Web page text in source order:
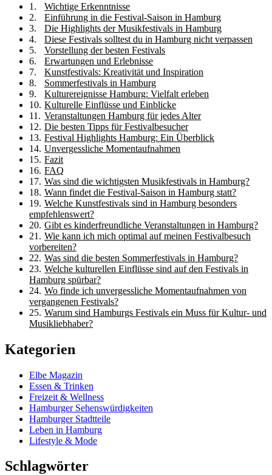
Wichtige Erkenntnisse
Einführung in die Festival-Saison in Hamburg
Die Highlights der Musikfestivals in Hamburg
Diese Festivals solltest du in Hamburg nicht verpassen
Vorstellung der besten Festivals
Erwartungen und Erlebnisse
Kunstfestivals: Kreativität und Inspiration
Sommerfestivals in Hamburg
Kulturereignisse Hamburg: Vielfalt erleben
Kulturelle Einflüsse und Einblicke
Veranstaltungen Hamburg für jedes Alter
Die besten Tipps für Festivalbesucher
Festival Highlights Hamburg: Ein Überblick
Unvergessliche Momentaufnahmen
Fazit
FAQ
Was sind die wichtigsten Musikfestivals in Hamburg?
Wann findet die Festival-Saison in Hamburg statt?
Welche Kunstfestivals sind in Hamburg besonders
empfehlenswert?
Gibt es kinderfreundliche Veranstaltungen in Hamburg?
Wie kann ich mich optimal auf meinen Festivalbesuch
vorbereiten?
Was sind die besten Sommerfestivals in Hamburg?
Welche kulturellen Einflüsse sind auf den Festivals in
Hamburg spürbar?
Wo finde ich unvergessliche Momentaufnahmen von
vergangenen Festivals?
Warum sind Hamburgs Festivals ein Muss für Kultur- und
Musikliebhaber?
Kategorien
Elbe Magazin
Essen & Trinken
Freizeit & Wellness
Hamburger Sehenswürdigkeiten
Hamburger Stadtteile
Leben in Hamburg
Lifestyle & Mode
Schlagwörter